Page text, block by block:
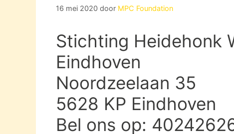
16 mei 2020 door MPC Foundation
Stichting Heidehonk
Eindhoven
Noordzeelaan 35
5628 KP Eindhoven
Bel ons op: